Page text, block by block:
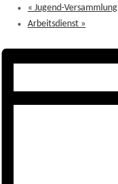
« Jugend-Versammlung
Arbeitsdienst »